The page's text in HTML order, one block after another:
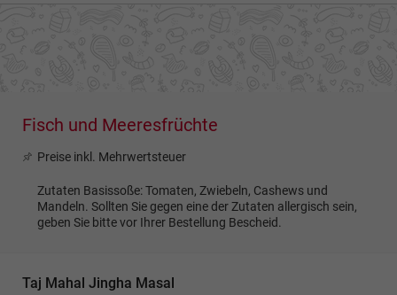
Fisch und Meeresfrüchte
Preise inkl. Mehrwertsteuer
Zutaten Basissoße: Tomaten, Zwiebeln, Cashews und
Mandeln. Sollten Sie gegen eine der Zutaten allergisch sein,
geben Sie bitte vor Ihrer Bestellung Bescheid.
Taj Mahal Jingha Masal